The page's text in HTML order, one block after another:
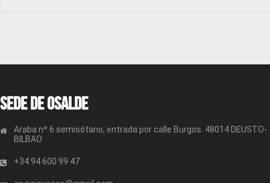
Sede de OSALDE
Araba nº 6 semisótano, entrada por calle Burgos. 48014 DEUSTO-
BILBAO
+34 94 600 99 47